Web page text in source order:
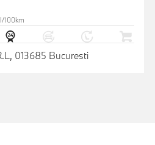
100km
013685 Bucuresti